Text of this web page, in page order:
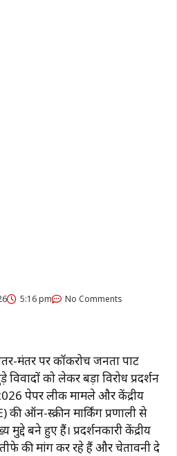
5:16 pm No Comments
मंतर पर कॉकरोच जनता पार्टी
विवादों को लेकर बड़ा विरोध प्रदर्शन
पेपर लीक मामले और केंद्रीय
की ऑन-स्क्रीन मार्किंग प्रणाली से
बने हुए हैं। प्रदर्शनकारी केंद्रीय
इस्तीफे की मांग कर रहे हैं और चेतावनी दे